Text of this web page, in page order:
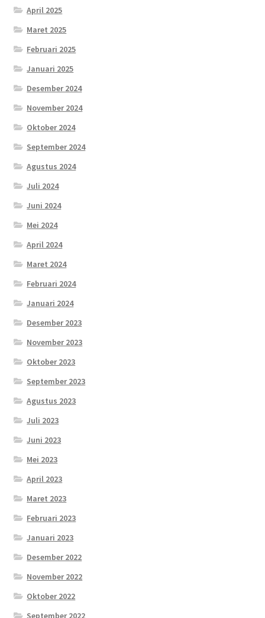
April 2025
Maret 2025
Februari 2025
Januari 2025
Desember 2024
November 2024
Oktober 2024
September 2024
Agustus 2024
Juli 2024
Juni 2024
Mei 2024
April 2024
Maret 2024
Februari 2024
Januari 2024
Desember 2023
November 2023
Oktober 2023
September 2023
Agustus 2023
Juli 2023
Juni 2023
Mei 2023
April 2023
Maret 2023
Februari 2023
Januari 2023
Desember 2022
November 2022
Oktober 2022
September 2022